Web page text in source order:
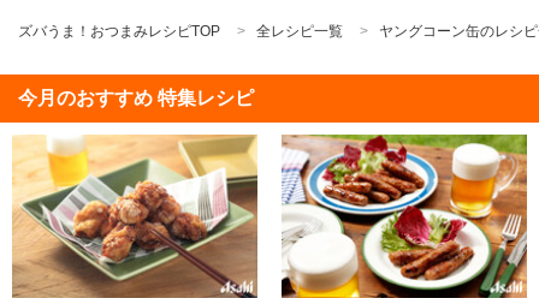
ズバうま！おつまみレシピTOP 全レシピ一覧 ヤングコーン缶のレシ
今月のおすすめ 特集レシピ